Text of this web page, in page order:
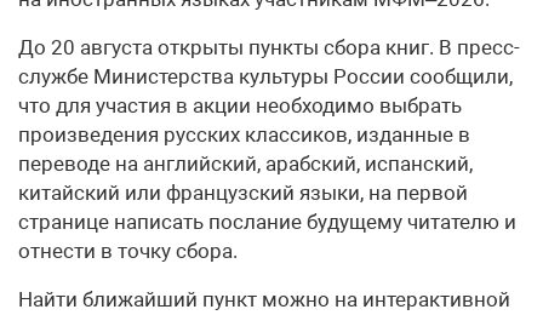
До 20 августа открыты пункты сбора книг. В пресс-
службе Министерства культуры России сообщили,
что для участия в акции необходимо выбрать
произведения русских классиков, изданные в
переводе на английский, арабский, испанский,
китайский или французский языки, на первой
странице написать послание будущему читателю и
отнести в точку сбора.
Найти ближайший пункт можно на интерактивной